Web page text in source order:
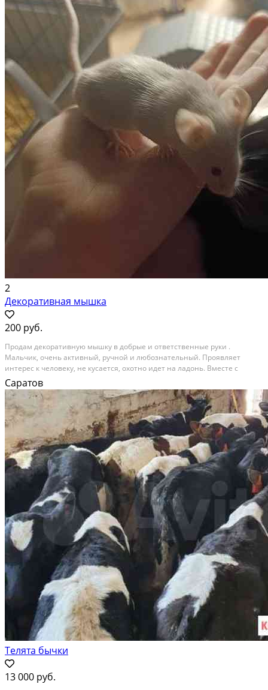
2
Декоративная мышка
200 руб.
Продам декоративную мышку в добрые и ответственные руки .
Мальчик, очень активный, ручной и любознательный. Проявляет
интерес к человеку, не кусается, охотно идет на ладонь. Вместе с
мышкой отдаю маленькую коробочку для перевозки, в ней малышу
нельзя находиться дольше 1–2 часов. Вам потребуется...
Саратов
Телята бычки
13 000 руб.